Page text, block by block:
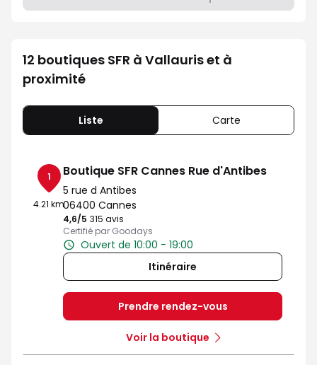
12 boutiques SFR à Vallauris et à
proximité
Liste Carte
1
4.21 km
Boutique SFR Cannes Rue d'Antibes
5 rue d Antibes
06400 Cannes
4,6/5 Note de 4.6 sur 5
315 avis
Certifié par Goodays
Ouvert de 10:00 - 19:00
Itinéraire
Prendre rendez-vous
Voir la boutique